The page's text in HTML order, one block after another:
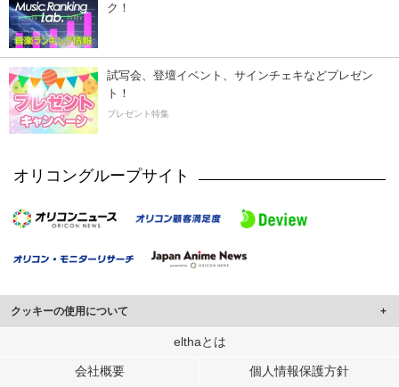
ク！
試写会、登壇イベント、サインチェキなどプレゼン
ト！
プレゼント特集
オリコングループサイト
クッキーの使用について
このサイトでは Cookie を使用して、ユーザーに合わせたコンテンツや広告の
行っています。
elthaとは
会社概要 個人情報保護方針